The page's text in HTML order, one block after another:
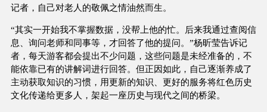
记者，自己对老人的敬佩之情油然而生。
“其实一开始我不掌握数据，没帮上他的忙。后来我通过查阅信
息、询问老师和同事等，才回答了他的提问。”杨昕莹告诉记
者，每天游客都会提出不少问题，这些问题是未经准备的，不
能依靠已有的讲解词进行回答。但正因如此，自己逐渐养成了
主动获取知识的习惯，用更新的知识、更好的服务将红色历史
文化传递给更多人，架起一座历史与现代之间的桥梁。